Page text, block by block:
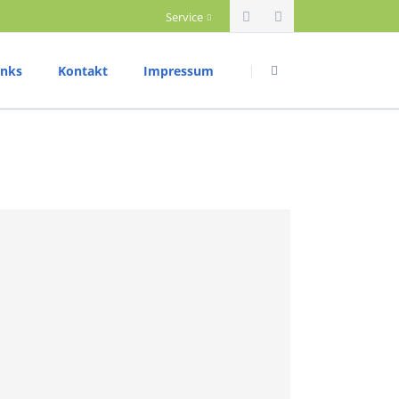
Service
überspringen
Kontakt Impressum